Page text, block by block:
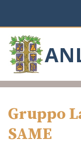
Gruppo
SAME